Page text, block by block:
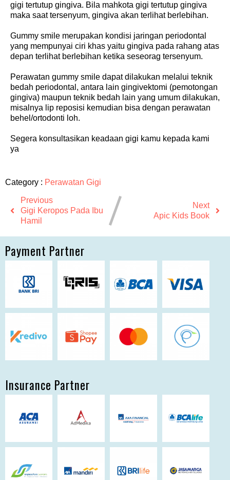
gigi tertutup gingiva. Bila mahkota gigi tertutup gingiva
maka saat tersenyum, gingiva akan terlihat berlebihan.
Gummy smile merupakan kondisi jaringan periodontal
yang mempunyai ciri khas yaitu gingiva pada rahang atas
depan terlihat berlebihan ketika seseorag tersenyum.
Perawatan gummy smile dapat dilakukan melalui teknik
bedah periodontal, antara lain gingivektomi (pemotongan
gingiva) maupun teknik bedah lain yang umum dilakukan,
misalnya lip reposisi kemudian bisa dengan perawatan
behel/ortodonti loh.
Segera konsultasikan keadaan gigi kamu kepada kami
ya
Category : Perawatan Gigi
Previous
Gigi Keropos Pada Ibu
Hamil
Next
Apic Kids Book
Payment Partner
Insurance Partner